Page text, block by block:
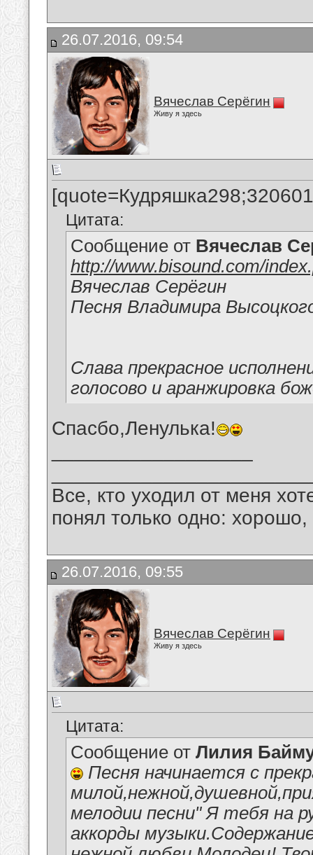
26.07.2016, 09:54
Вячеслав Серёгин
Живу я здесь
Цитата:
Сообщение от Вячеслав
http://www.bisound.com/
Вячеслав Серёгин
Песня Владимира
Слава прекрасное
голосово и аранжировка
Спасбо,Ленулька!
Все, кто уходил от меня
понял только одно:
26.07.2016, 09:55
Вячеслав Серёгин
Живу я здесь
Цитата:
Сообщение от Лилия
Песня начинается с
мелодии песни" Я тебя на
аккорды